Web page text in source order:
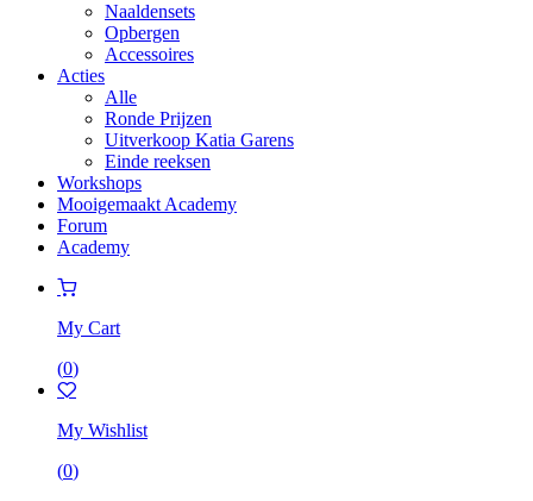
Naaldensets
Opbergen
Accessoires
Acties
Alle
Ronde Prijzen
Uitverkoop Katia Garens
Einde reeksen
Workshops
Mooigemaakt Academy
Forum
Academy
My Cart
(0)
My Wishlist
(0)